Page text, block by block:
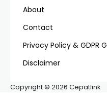
masalah tersebut
memaksimalkan
akan membahas
mengubah
memuaskan.